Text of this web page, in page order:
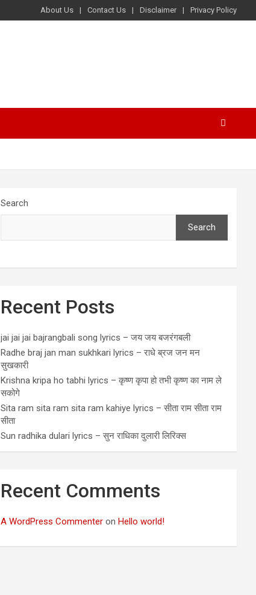
About Us Contact Us Disclaimer Privacy Policy
Search
Search
Recent Posts
jai jai jai bajrangbali song lyrics – जय जय बजरंगबली
Radhe braj jan man sukhkari lyrics – राधे ब्रज जन मन
सुखकारी
Krishna kripa ho tabhi lyrics – कृष्ण कृपा हो तभी कृष्ण का नाम ले
सकोगे
Sita ram sita ram sita ram kahiye lyrics – सीता राम सीता राम
सीता
Sun radhika dulari lyrics – सुन राधिका दुलारी लिरिक्स
Recent Comments
A WordPress Commenter onHello world!